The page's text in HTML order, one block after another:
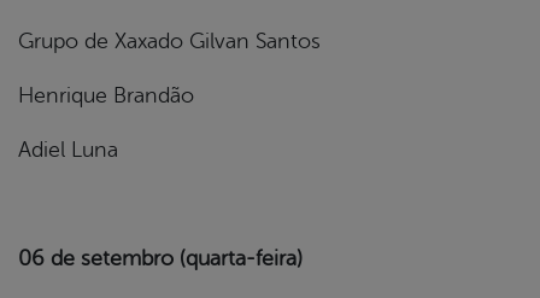
Grupo de Xaxado Gilvan Santos
Henrique Brandão
Adiel Luna
06 de setembro (quarta-feira)